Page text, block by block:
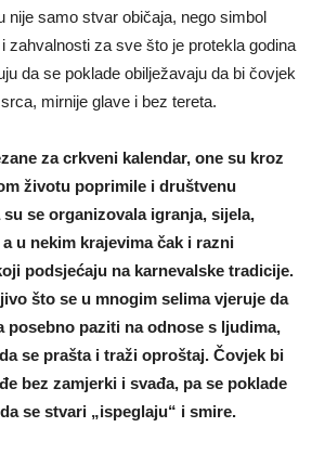
nije samo stvar običaja, nego simbol
zahvalnosti za sve što je protekla godina
da se poklade obilježavaju da bi čovjek
mirnije glave i bez tereta.
za crkveni kalendar, one su kroz
životu poprimile i društvenu
se organizovala igranja, sijela,
u nekim krajevima čak i razni
podsjećaju na karnevalske tradicije.
što se u mnogim selima vjeruje da
posebno paziti na odnose s ljudima,
se prašta i traži oproštaj. Čovjek bi
bez zamjerki i svađa, pa se poklade
se stvari „ispeglaju“ i smire.